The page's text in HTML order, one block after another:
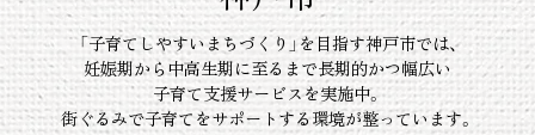
「子育てしやすいまちづくり」を目指す神戸市では、
妊娠期から中高生期に至るまで長期的かつ幅広い
子育て支援サービスを実施中。
街ぐるみで子育てをサポートする環境が整っています。